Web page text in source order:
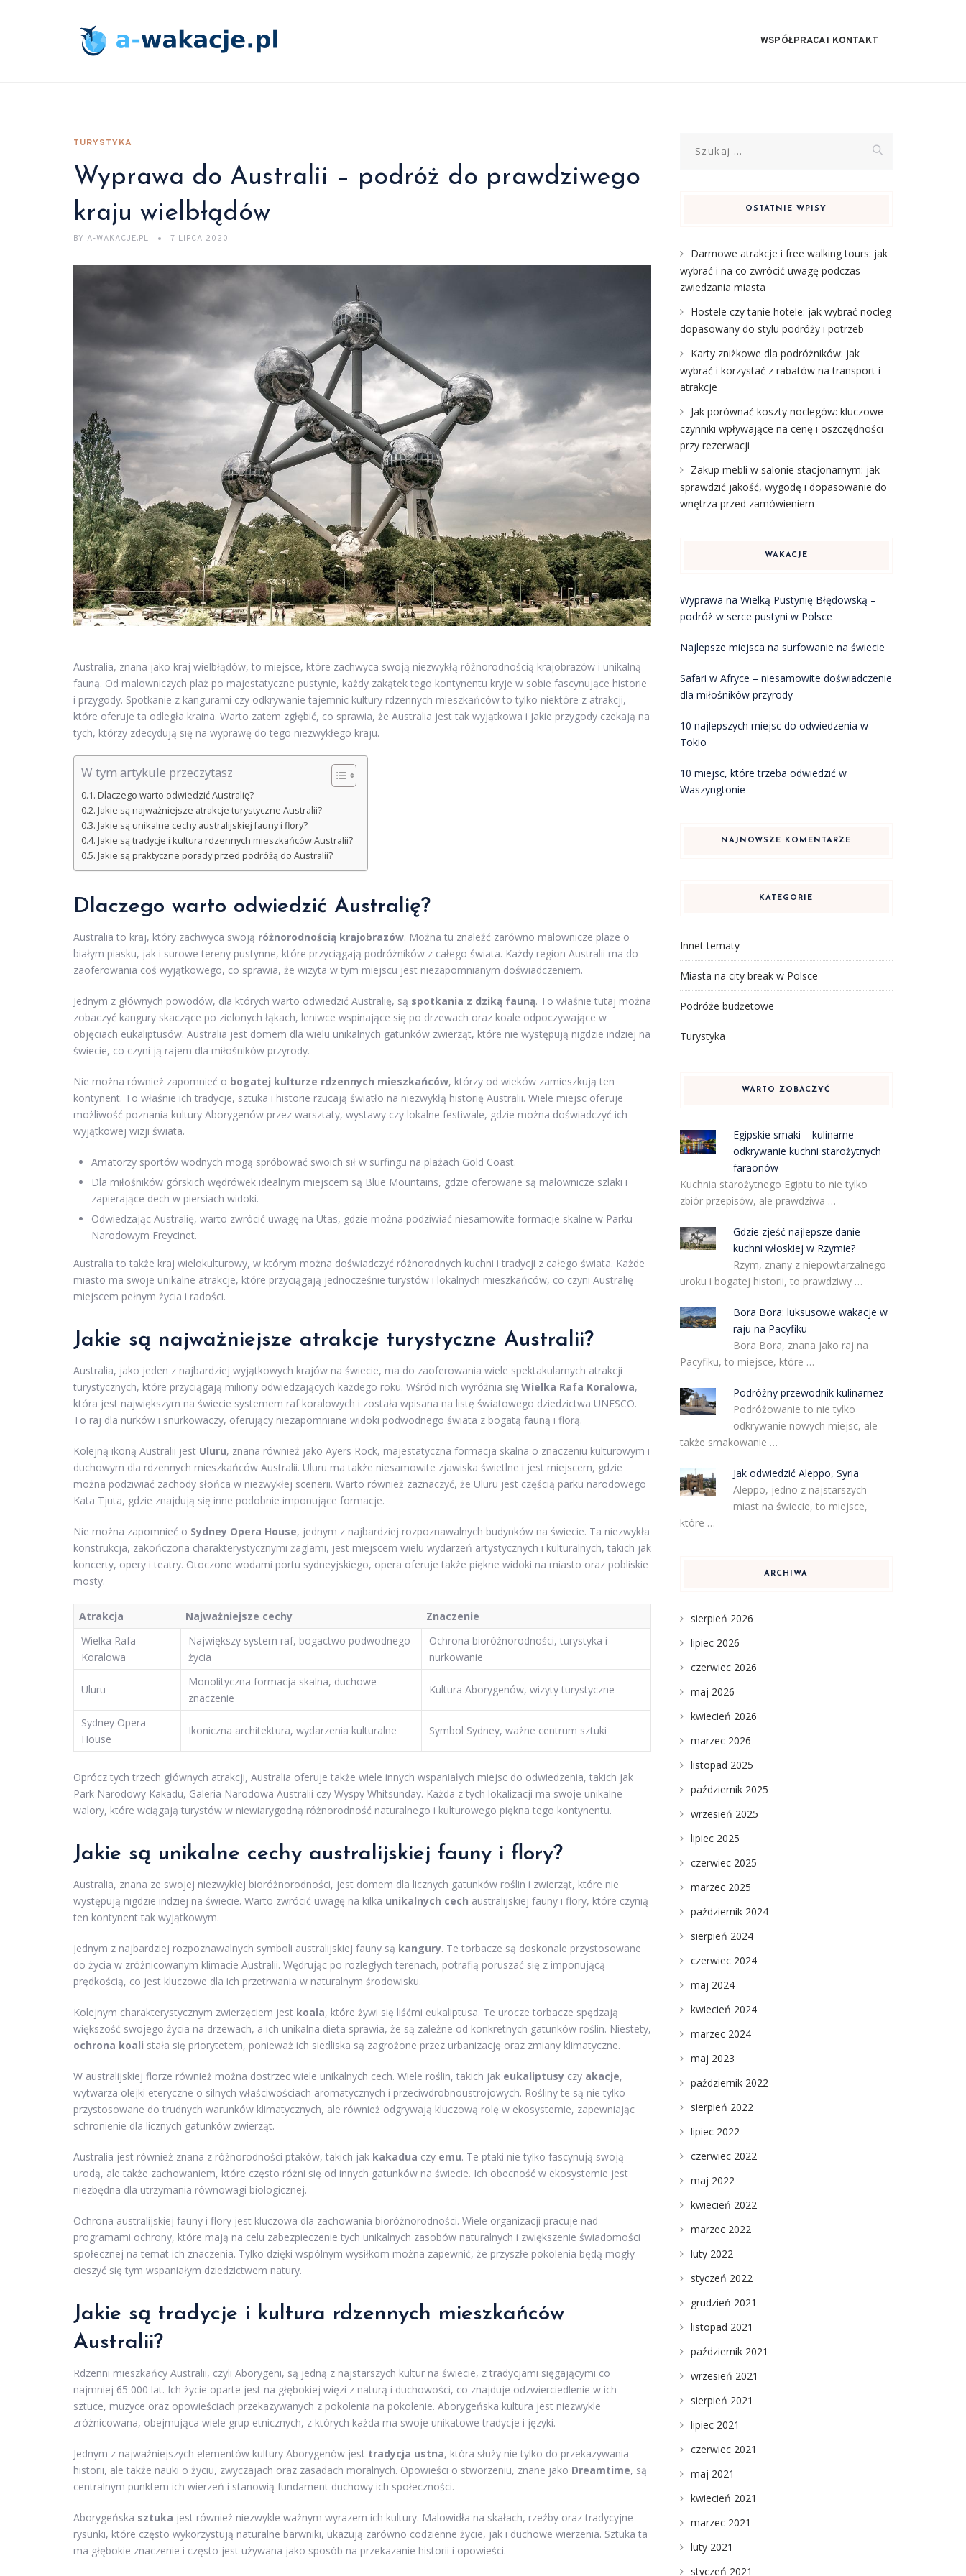
WSPÓŁPRACA I KONTAKT
TURYSTYKA
Wyprawa do Australii – podróż do prawdziwego
kraju wielbłądów
BY A-WAKACJE.PL 7 LIPCA 2020
Australia, znana jako kraj wielbłądów, to miejsce, które zachwyca swoją niezwykłą różnorodnością krajobrazów i unikalną
fauną. Od malowniczych plaż po majestatyczne pustynie, każdy zakątek tego kontynentu kryje w sobie fascynujące historie
i przygody. Spotkanie z kangurami czy odkrywanie tajemnic kultury rdzennych mieszkańców to tylko niektóre z atrakcji,
które oferuje ta odległa kraina. Warto zatem zgłębić, co sprawia, że Australia jest tak wyjątkowa i jakie przygody czekają na
tych, którzy zdecydują się na wyprawę do tego niezwykłego kraju.
W tym artykule przeczytasz
Dlaczego warto odwiedzić Australię?
Jakie są najważniejsze atrakcje turystyczne Australii?
Jakie są unikalne cechy australijskiej fauny i flory?
Jakie są tradycje i kultura rdzennych mieszkańców Australii?
Jakie są praktyczne porady przed podróżą do Australii?
Dlaczego warto odwiedzić Australię?
Australia to kraj, który zachwyca swoją różnorodnością krajobrazów. Można tu znaleźć zarówno malownicze plaże o
białym piasku, jak i surowe tereny pustynne, które przyciągają podróżników z całego świata. Każdy region Australii ma do
zaoferowania coś wyjątkowego, co sprawia, że wizyta w tym miejscu jest niezapomnianym doświadczeniem.
Jednym z głównych powodów, dla których warto odwiedzić Australię, są spotkania z dziką fauną. To właśnie tutaj można
zobaczyć kangury skaczące po zielonych łąkach, leniwce wspinające się po drzewach oraz koale odpoczywające w
objęciach eukaliptusów. Australia jest domem dla wielu unikalnych gatunków zwierząt, które nie występują nigdzie indziej na
świecie, co czyni ją rajem dla miłośników przyrody.
Nie można również zapomnieć o bogatej kulturze rdzennych mieszkańców, którzy od wieków zamieszkują ten
kontynent. To właśnie ich tradycje, sztuka i historie rzucają światło na niezwykłą historię Australii. Wiele miejsc oferuje
możliwość poznania kultury Aborygenów przez warsztaty, wystawy czy lokalne festiwale, gdzie można doświadczyć ich
wyjątkowej wizji świata.
Amatorzy sportów wodnych mogą spróbować swoich sił w surfingu na plażach Gold Coast.
Dla miłośników górskich wędrówek idealnym miejscem są Blue Mountains, gdzie oferowane są malownicze szlaki i
zapierające dech w piersiach widoki.
Odwiedzając Australię, warto zwrócić uwagę na Utas, gdzie można podziwiać niesamowite formacje skalne w Parku
Narodowym Freycinet.
Australia to także kraj wielokulturowy, w którym można doświadczyć różnorodnych kuchni i tradycji z całego świata. Każde
miasto ma swoje unikalne atrakcje, które przyciągają jednocześnie turystów i lokalnych mieszkańców, co czyni Australię
miejscem pełnym życia i radości.
Jakie są najważniejsze atrakcje turystyczne Australii?
Australia, jako jeden z najbardziej wyjątkowych krajów na świecie, ma do zaoferowania wiele spektakularnych atrakcji
turystycznych, które przyciągają miliony odwiedzających każdego roku. Wśród nich wyróżnia się Wielka Rafa Koralowa,
która jest największym na świecie systemem raf koralowych i została wpisana na listę światowego dziedzictwa UNESCO.
To raj dla nurków i snurkowaczy, oferujący niezapomniane widoki podwodnego świata z bogatą fauną i florą.
Kolejną ikoną Australii jest Uluru, znana również jako Ayers Rock, majestatyczna formacja skalna o znaczeniu kulturowym i
duchowym dla rdzennych mieszkańców Australii. Uluru ma także niesamowite zjawiska świetlne i jest miejscem, gdzie
można podziwiać zachody słońca w niezwykłej scenerii. Warto również zaznaczyć, że Uluru jest częścią parku narodowego
Kata Tjuta, gdzie znajdują się inne podobnie imponujące formacje.
Nie można zapomnieć o Sydney Opera House, jednym z najbardziej rozpoznawalnych budynków na świecie. Ta niezwykła
konstrukcja, zakończona charakterystycznymi żaglami, jest miejscem wielu wydarzeń artystycznych i kulturalnych, takich jak
koncerty, opery i teatry. Otoczone wodami portu sydneyjskiego, opera oferuje także piękne widoki na miasto oraz pobliskie
mosty.
Atrakcja Najważniejsze cechy
Znaczenie
Wielka Rafa
Koralowa
Największy system raf, bogactwo podwodnego
życia
Ochrona bioróżnorodności, turystyka i
nurkowanie
Uluru
Monolityczna formacja skalna, duchowe
znaczenie
Kultura Aborygenów, wizyty turystyczne
Sydney Opera
House
Ikoniczna architektura, wydarzenia kulturalne Symbol Sydney, ważne centrum sztuki
Oprócz tych trzech głównych atrakcji, Australia oferuje także wiele innych wspaniałych miejsc do odwiedzenia, takich jak
Park Narodowy Kakadu, Galeria Narodowa Australii czy Wyspy Whitsunday. Każda z tych lokalizacji ma swoje unikalne
walory, które wciągają turystów w niewiarygodną różnorodność naturalnego i kulturowego piękna tego kontynentu.
Jakie są unikalne cechy australijskiej fauny i flory?
Australia, znana ze swojej niezwykłej bioróżnorodności, jest domem dla licznych gatunków roślin i zwierząt, które nie
występują nigdzie indziej na świecie. Warto zwrócić uwagę na kilka unikalnych cech australijskiej fauny i flory, które czynią
ten kontynent tak wyjątkowym.
Jednym z najbardziej rozpoznawalnych symboli australijskiej fauny są kangury. Te torbacze są doskonale przystosowane
do życia w zróżnicowanym klimacie Australii. Wędrując po rozległych terenach, potrafią poruszać się z imponującą
prędkością, co jest kluczowe dla ich przetrwania w naturalnym środowisku.
Kolejnym charakterystycznym zwierzęciem jest koala, które żywi się liśćmi eukaliptusa. Te urocze torbacze spędzają
większość swojego życia na drzewach, a ich unikalna dieta sprawia, że są zależne od konkretnych gatunków roślin. Niestety,
ochrona koali stała się priorytetem, ponieważ ich siedliska są zagrożone przez urbanizację oraz zmiany klimatyczne.
W australijskiej florze również można dostrzec wiele unikalnych cech. Wiele roślin, takich jak eukaliptusy czy akacje,
wytwarza olejki eteryczne o silnych właściwościach aromatycznych i przeciwdrobnoustrojowych. Rośliny te są nie tylko
przystosowane do trudnych warunków klimatycznych, ale również odgrywają kluczową rolę w ekosystemie, zapewniając
schronienie dla licznych gatunków zwierząt.
Australia jest również znana z różnorodności ptaków, takich jak kakadua czy emu. Te ptaki nie tylko fascynują swoją
urodą, ale także zachowaniem, które często różni się od innych gatunków na świecie. Ich obecność w ekosystemie jest
niezbędna dla utrzymania równowagi biologicznej.
Ochrona australijskiej fauny i flory jest kluczowa dla zachowania bioróżnorodności. Wiele organizacji pracuje nad
programami ochrony, które mają na celu zabezpieczenie tych unikalnych zasobów naturalnych i zwiększenie świadomości
społecznej na temat ich znaczenia. Tylko dzięki wspólnym wysiłkom można zapewnić, że przyszłe pokolenia będą mogły
cieszyć się tym wspaniałym dziedzictwem natury.
Jakie są tradycje i kultura rdzennych mieszkańców
Australii?
Rdzenni mieszkańcy Australii, czyli Aborygeni, są jedną z najstarszych kultur na świecie, z tradycjami sięgającymi co
najmniej 65 000 lat. Ich życie oparte jest na głębokiej więzi z naturą i duchowości, co znajduje odzwierciedlenie w ich
sztuce, muzyce oraz opowieściach przekazywanych z pokolenia na pokolenie. Aborygeńska kultura jest niezwykle
zróżnicowana, obejmująca wiele grup etnicznych, z których każda ma swoje unikatowe tradycje i języki.
Jednym z najważniejszych elementów kultury Aborygenów jest tradycja ustna, która służy nie tylko do przekazywania
historii, ale także nauki o życiu, zwyczajach oraz zasadach moralnych. Opowieści o stworzeniu, znane jako Dreamtime, są
centralnym punktem ich wierzeń i stanowią fundament duchowy ich społeczności.
Aborygeńska sztuka jest również niezwykle ważnym wyrazem ich kultury. Malowidła na skałach, rzeźby oraz tradycyjne
rysunki, które często wykorzystują naturalne barwniki, ukazują zarówno codzienne życie, jak i duchowe wierzenia. Sztuka ta
ma głębokie znaczenie i często jest używana jako sposób na przekazanie historii i opowieści.
OSTATNIE WPISY
Darmowe atrakcje i free walking tours: jak
wybrać i na co zwrócić uwagę podczas
zwiedzania miasta
Hostele czy tanie hotele: jak wybrać nocleg
dopasowany do stylu podróży i potrzeb
Karty zniżkowe dla podróżników: jak
wybrać i korzystać z rabatów na transport i
atrakcje
Jak porównać koszty noclegów: kluczowe
czynniki wpływające na cenę i oszczędności
przy rezerwacji
Zakup mebli w salonie stacjonarnym: jak
sprawdzić jakość, wygodę i dopasowanie do
wnętrza przed zamówieniem
WAKACJE
Wyprawa na Wielką Pustynię Błędowską –
podróż w serce pustyni w Polsce
Najlepsze miejsca na surfowanie na świecie
Safari w Afryce – niesamowite doświadczenie
dla miłośników przyrody
10 najlepszych miejsc do odwiedzenia w
Tokio
10 miejsc, które trzeba odwiedzić w
Waszyngtonie
NAJNOWSZE KOMENTARZE
KATEGORIE
Innet tematy
Miasta na city break w Polsce
Podróże budżetowe
Turystyka
WARTO ZOBACZYĆ
Egipskie smaki – kulinarne
odkrywanie kuchni starożytnych
faraonów
Kuchnia starożytnego Egiptu to nie tylko
zbiór przepisów, ale prawdziwa …
Gdzie zjeść najlepsze danie
kuchni włoskiej w Rzymie?
Rzym, znany z niepowtarzalnego
uroku i bogatej historii, to prawdziwy …
Bora Bora: luksusowe wakacje w
raju na Pacyfiku
Bora Bora, znana jako raj na
Pacyfiku, to miejsce, które …
Podróżny przewodnik kulinarnez
Podróżowanie to nie tylko
odkrywanie nowych miejsc, ale
także smakowanie …
Jak odwiedzić Aleppo, Syria
Aleppo, jedno z najstarszych
miast na świecie, to miejsce,
które …
ARCHIWA
sierpień 2026
lipiec 2026
czerwiec 2026
maj 2026
kwiecień 2026
marzec 2026
listopad 2025
październik 2025
wrzesień 2025
lipiec 2025
czerwiec 2025
marzec 2025
październik 2024
sierpień 2024
czerwiec 2024
maj 2024
kwiecień 2024
marzec 2024
maj 2023
październik 2022
sierpień 2022
lipiec 2022
czerwiec 2022
maj 2022
kwiecień 2022
marzec 2022
luty 2022
styczeń 2022
grudzień 2021
listopad 2021
październik 2021
wrzesień 2021
sierpień 2021
lipiec 2021
czerwiec 2021
maj 2021
kwiecień 2021
marzec 2021
luty 2021
styczeń 2021